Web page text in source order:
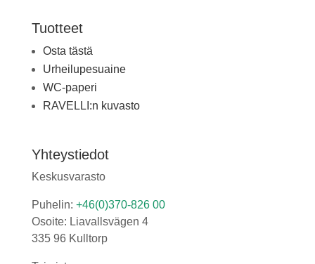
Tuotteet
Osta tästä
Urheilupesuaine
WC-paperi
RAVELLI:n kuvasto
Yhteystiedot
Keskusvarasto
Puhelin: +46(0)370-826 00
Osoite: Liavallsvägen 4
335 96 Kulltorp